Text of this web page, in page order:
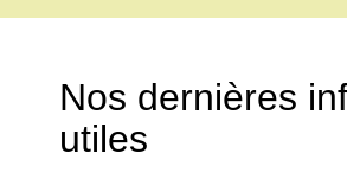
Nos dernières
utiles